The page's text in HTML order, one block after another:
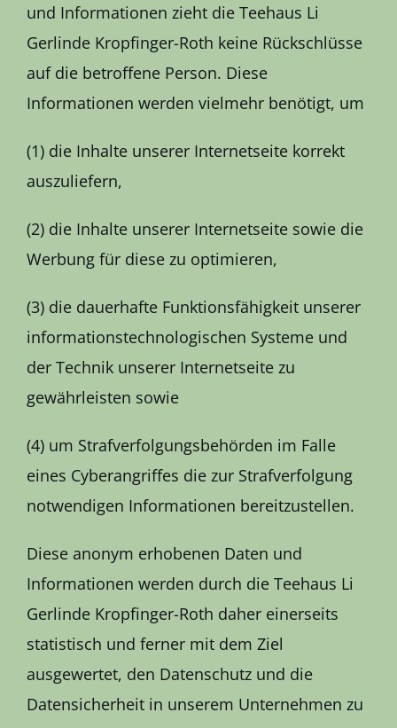
und Informationen zieht die Teehaus Li
Gerlinde Kropfinger-Roth keine Rückschlüsse
auf die betroffene Person. Diese
Informationen werden vielmehr benötigt, um
(1) die Inhalte unserer Internetseite korrekt
auszuliefern,
(2) die Inhalte unserer Internetseite sowie die
Werbung für diese zu optimieren,
(3) die dauerhafte Funktionsfähigkeit unserer
informationstechnologischen Systeme und
der Technik unserer Internetseite zu
gewährleisten sowie
(4) um Strafverfolgungsbehörden im Falle
eines Cyberangriffes die zur Strafverfolgung
notwendigen Informationen bereitzustellen.
Diese anonym erhobenen Daten und
Informationen werden durch die Teehaus Li
Gerlinde Kropfinger-Roth daher einerseits
statistisch und ferner mit dem Ziel
ausgewertet, den Datenschutz und die
Datensicherheit in unserem Unternehmen zu